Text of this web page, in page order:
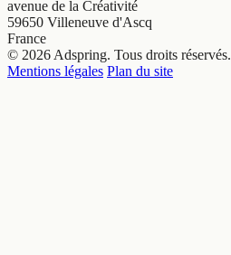
avenue de la Créativité
59650 Villeneuve d'Ascq
France
© 2026 Adspring. Tous droits réservés.
Mentions légales Plan du site